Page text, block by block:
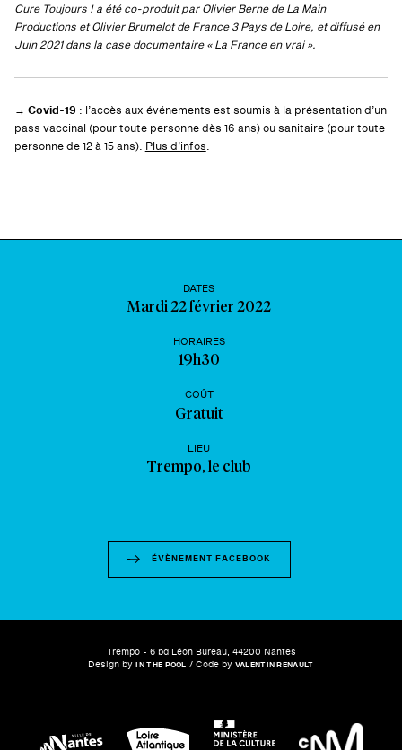
Cure Toujours ! a été co-produit par Olivier Berne de La Main
Productions et Olivier Brumelot de France 3 Pays de Loire, et diffusé en
Juin 2021 dans la case documentaire « La France en vrai ».
→ Covid-19 : l’accès aux événements est soumis à la présentation d’un
pass vaccinal (pour toute personne dès 16 ans) ou sanitaire (pour toute
personne de 12 à 15 ans). Plus d’infos.
DATES
Mardi 22 février 2022
HORAIRES
19h30
COÛT
Gratuit
LIEU
Trempo, le club
ÉVÈNEMENT FACEBOOK
Trempo - 6 bd Léon Bureau, 44200 Nantes
Design byIN THE POOL / Code by VALENTIN RENAULT